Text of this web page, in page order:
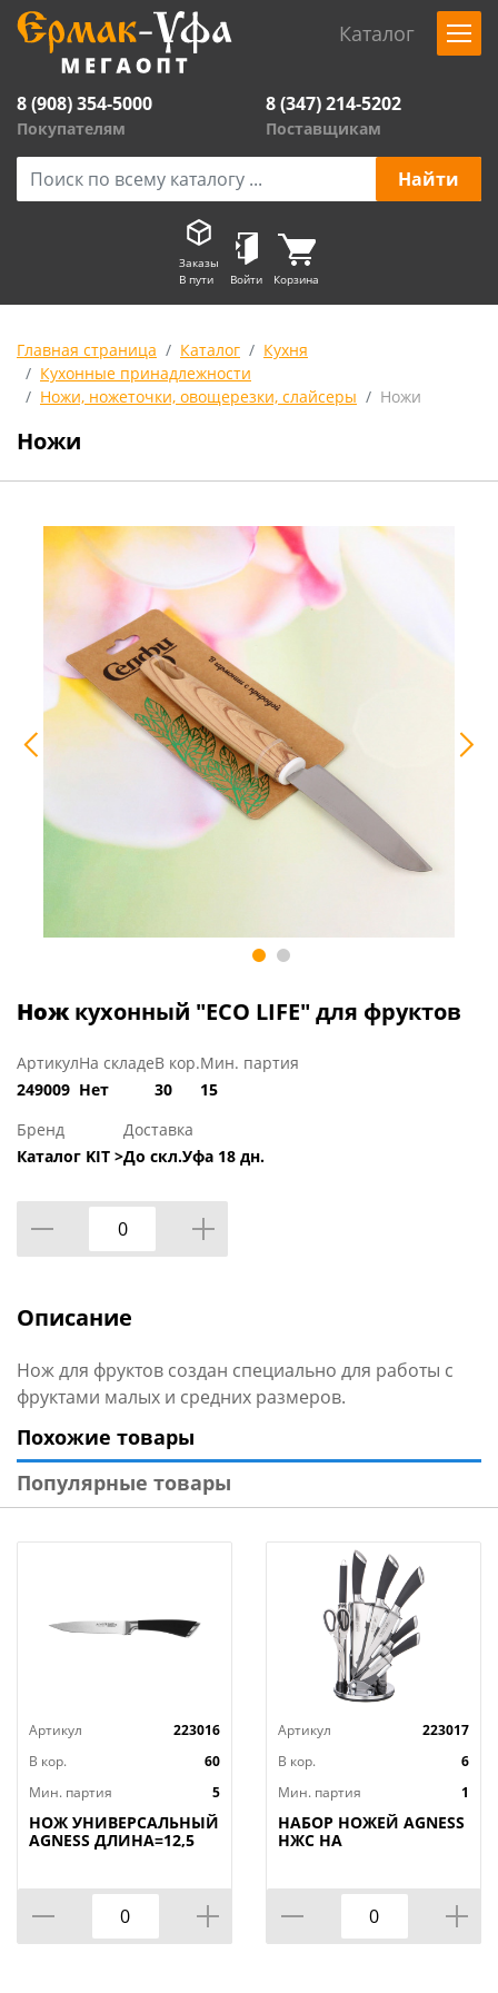
Каталог
8 (908) 354-5000
Покупателям
8 (347) 214-5202
Поставщикам
Заказы
В пути
Войти Корзина
Главная страница Каталог
Кухня
Кухонные принадлежности
Ножи, ножеточки, овощерезки, слайсеры
Ножи
Ножи
Нож кухонный "ECO LIFE" для фруктов
Артикул
249009
На складе
Нет
В кор.
30
Мин. партия
15
Бренд
Каталог KIT >
Доставка
До скл.Уфа 18 дн.
Описание
Нож для фруктов создан специально для работы с
фруктами малых и средних размеров.
Похожие товары
Популярные товары
Артикул
223016
В кор.
60
Мин. партия
5
НОЖ УНИВЕРСАЛЬНЫЙ
AGNESS ДЛИНА=12,5
Артикул
223017
В кор.
6
Мин. партия
1
НАБОР НОЖЕЙ AGNESS
НЖС НА
ПОДСТАВКЕ 8 ПР.,
КОР=6НАБОР.